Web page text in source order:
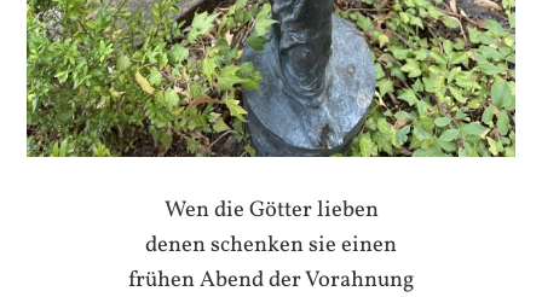
Wen die Götter lieben
denen schenken sie einen
frühen Abend der Vorahnung